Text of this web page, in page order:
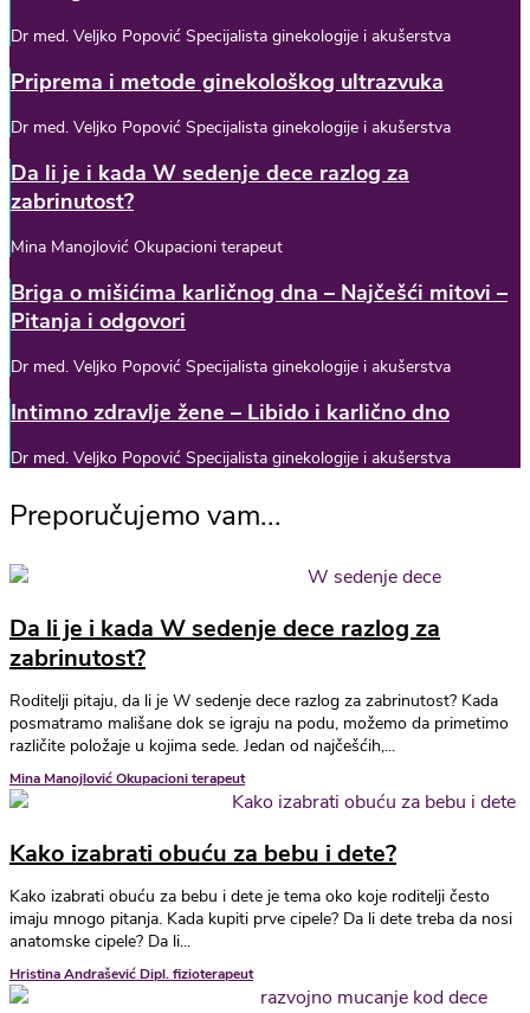
Dr med. Veljko Popović Specijalista ginekologije i akušerstva
Priprema i metode ginekološkog ultrazvuka
Dr med. Veljko Popović Specijalista ginekologije i akušerstva
Da li je i kada W sedenje dece razlog za
zabrinutost?
Mina Manojlović Okupacioni terapeut
Briga o mišićima karličnog dna – Najčešći mitovi –
Pitanja i odgovori
Dr med. Veljko Popović Specijalista ginekologije i akušerstva
Intimno zdravlje žene – Libido i karlično dno
Dr med. Veljko Popović Specijalista ginekologije i akušerstva
Preporučujemo vam...
Da li je i kada W sedenje dece razlog za
zabrinutost?
Roditelji pitaju, da li je W sedenje dece razlog za zabrinutost? Kada
posmatramo mališane dok se igraju na podu, možemo da primetimo
različite položaje u kojima sede. Jedan od najčešćih,...
Mina Manojlović Okupacioni terapeut
Kako izabrati obuću za bebu i dete?
Kako izabrati obuću za bebu i dete je tema oko koje roditelji često
imaju mnogo pitanja. Kada kupiti prve cipele? Da li dete treba da nosi
anatomske cipele? Da li...
Hristina Andrašević Dipl. fizioterapeut